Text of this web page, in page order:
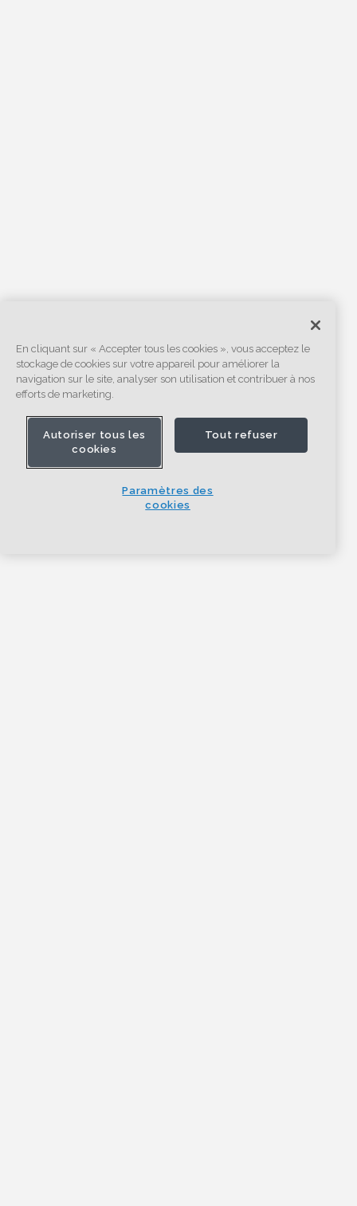
En cliquant sur « Accepter tous les cookies », vous acceptez le
stockage de cookies sur votre appareil pour améliorer la
navigation sur le site, analyser son utilisation et contribuer à nos
efforts de marketing.
Autoriser tous les
cookies
Tout refuser
Paramètres des
cookies